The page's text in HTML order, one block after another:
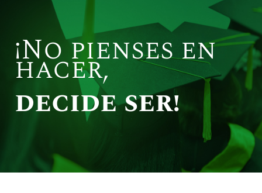
¡No pienses en
hacer,
decide ser!